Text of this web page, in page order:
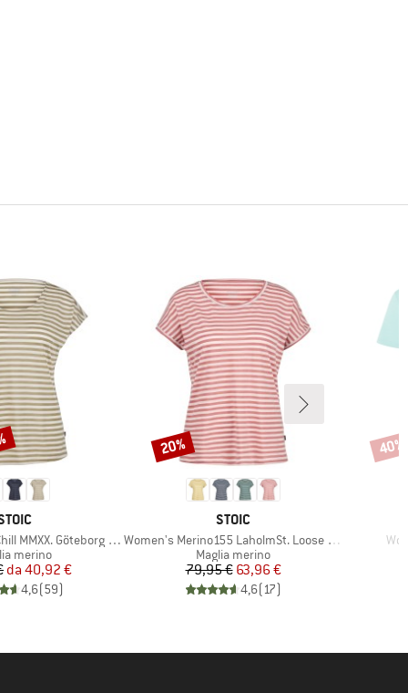
Göteborg Loose Tee St
di prodotti
merino
Prezzo
Prezzo ridotto
da 40,92 €
4,6(59)
MARCHIO
STOIC
Articolo
Women's Merino155 LaholmSt. Loose Shirt Striped
Gruppo di prodotti
Maglia merino
Prezzo
79,95 €Prezzo ridotto
63,96 €
4,6(17)
Sconto
20% 40%